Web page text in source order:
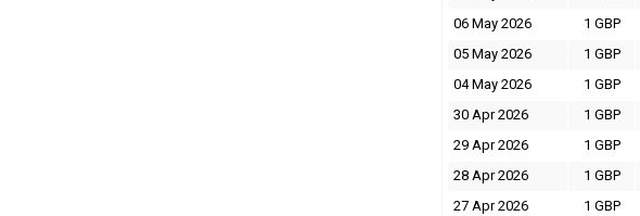
06 May 2026
1 GBP
05 May 2026
1 GBP
04 May 2026
1 GBP
30 Apr 2026
1 GBP
29 Apr 2026
1 GBP
28 Apr 2026
1 GBP
27 Apr 2026
1 GBP